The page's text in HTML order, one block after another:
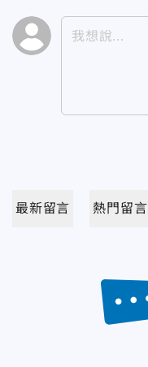
最新留言 熱門留言